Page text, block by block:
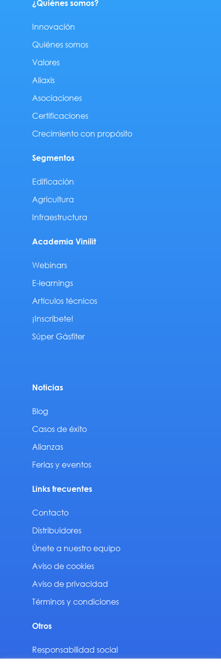
¿Quiénes somos?
Innovación
Quiénes somos
Valores
Aliaxis
Asociaciones
Certificaciones
Crecimiento con propósito
Segmentos
Edificación
Agricultura
Infraestructura
Academia Vinilit
Webinars
E-learnings
Artículos técnicos
¡Inscríbete!
Súper Gásfiter
Noticias
Blog
Casos de éxito
Alianzas
Ferias y eventos
Links frecuentes
Contacto
Distribuidores
Únete a nuestro equipo
Aviso de cookies
Aviso de privacidad
Términos y condiciones
Otros
Responsabilidad social